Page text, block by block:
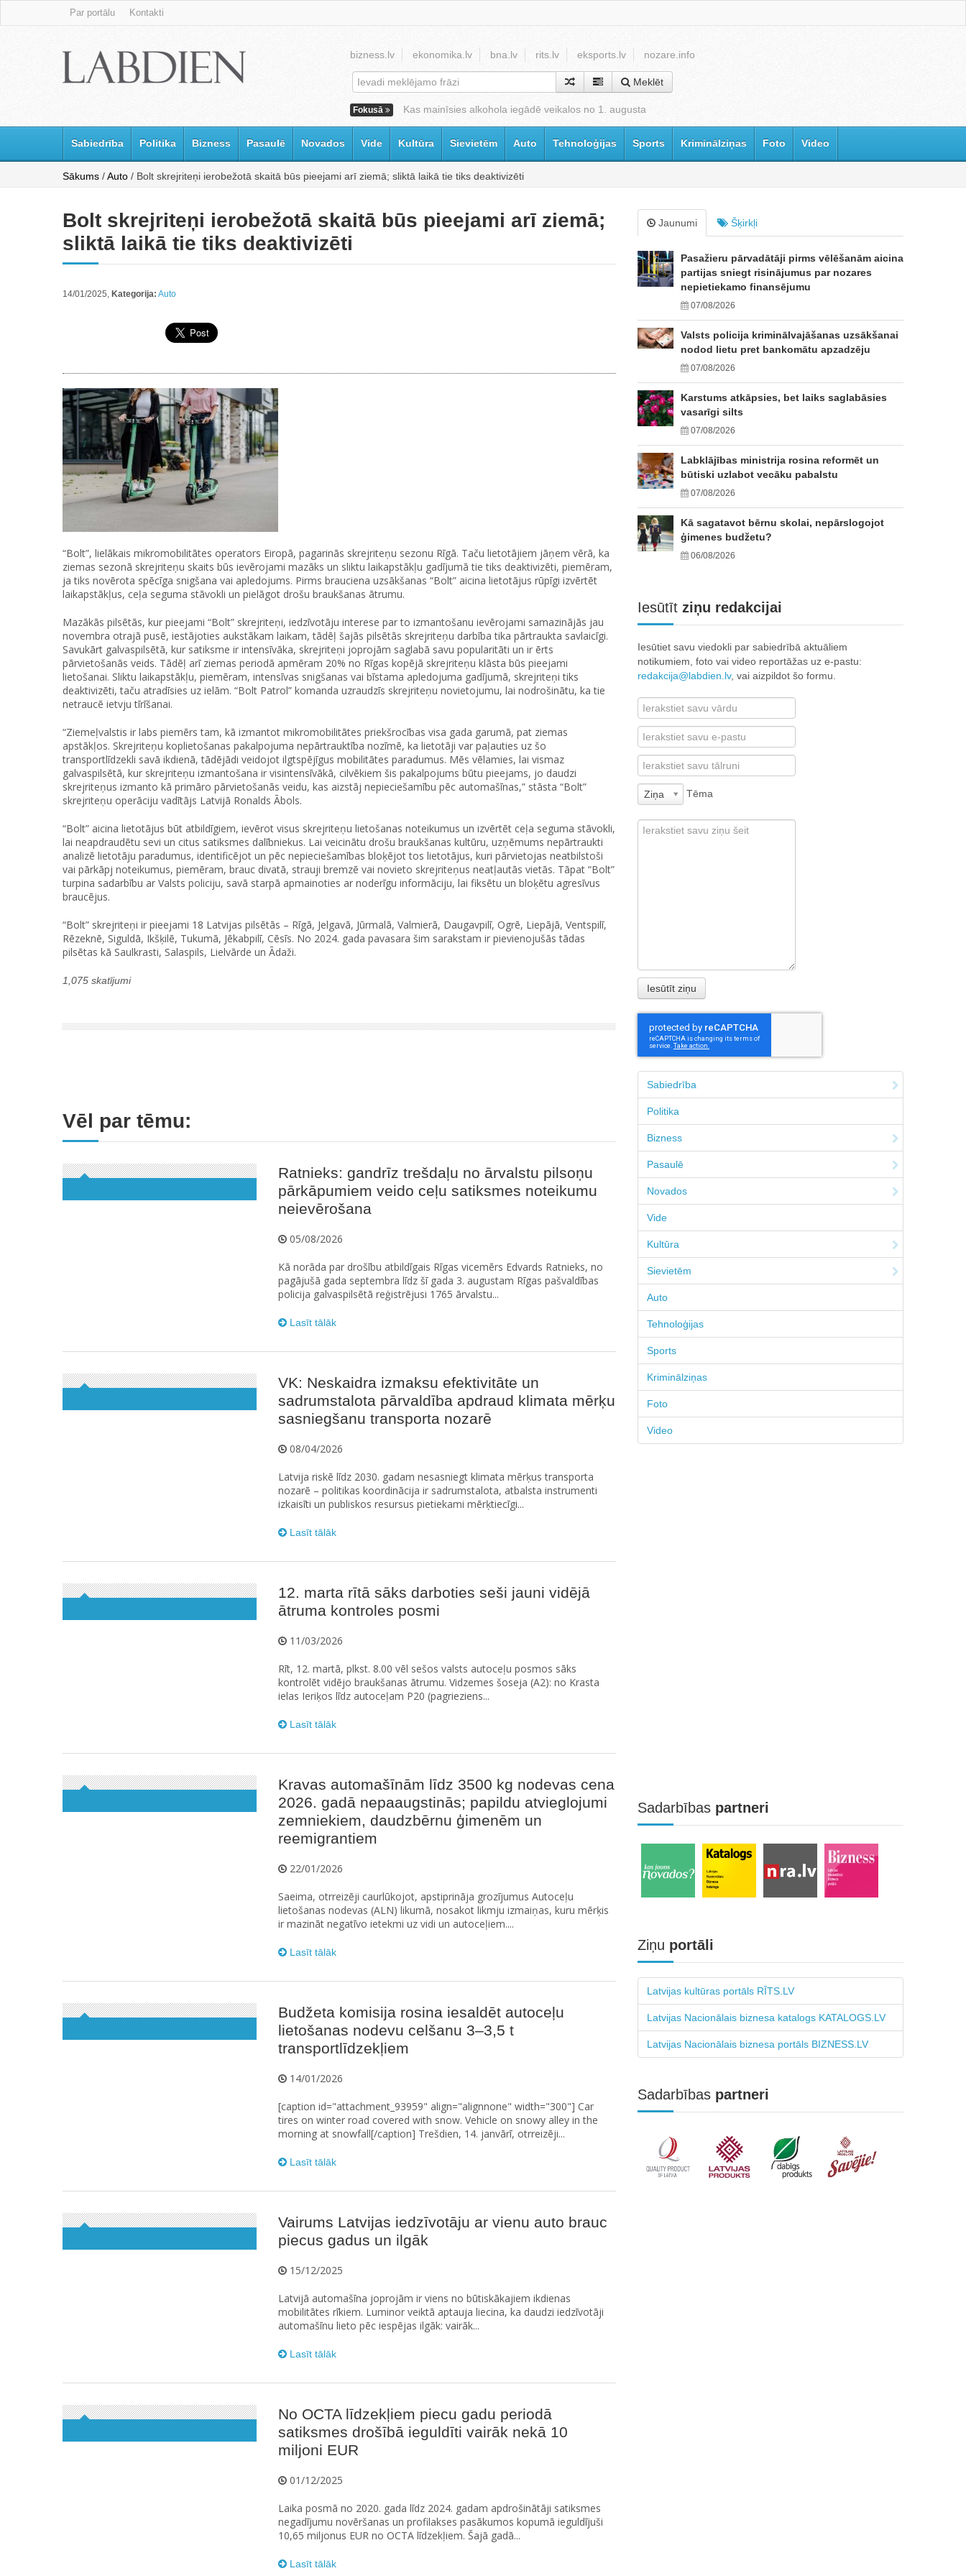
Par portālu Kontakti
bizness.lv ekonomika.lv bna.lv rits.lv eksports.lv nozare.info
Meklēt
Fokusā Kas mainīsies alkohola iegādē veikalos no 1. augusta
Sabiedrība Politika Bizness Pasaulē Novados Vide Kultūra Sievietēm Auto Tehnoloģijas Sports Kriminālziņas Foto Video
Sākums /Auto / Bolt skrejriteņi ierobežotā skaitā būs pieejami arī ziemā; sliktā laikā tie tiks deaktivizēti
Bolt skrejriteņi ierobežotā skaitā būs pieejami arī ziemā;
sliktā laikā tie tiks deaktivizēti
14/01/2025, Kategorija: Auto
“Bolt”, lielākais mikromobilitātes operators Eiropā, pagarinās skrejriteņu sezonu Rīgā. Taču lietotājiem jāņem vērā, ka
ziemas sezonā skrejriteņu skaits būs ievērojami mazāks un sliktu laikapstākļu gadījumā tie tiks deaktivizēti, piemēram,
ja tiks novērota spēcīga snigšana vai apledojums. Pirms brauciena uzsākšanas “Bolt” aicina lietotājus rūpīgi izvērtēt
laikapstākļus, ceļa seguma stāvokli un pielāgot drošu braukšanas ātrumu.
Mazākās pilsētās, kur pieejami “Bolt” skrejriteņi, iedzīvotāju interese par to izmantošanu ievērojami samazinājās jau
novembra otrajā pusē, iestājoties aukstākam laikam, tādēļ šajās pilsētās skrejriteņu darbība tika pārtraukta savlaicīgi.
Savukārt galvaspilsētā, kur satiksme ir intensīvāka, skrejriteņi joprojām saglabā savu popularitāti un ir ērts
pārvietošanās veids. Tādēļ arī ziemas periodā apmēram 20% no Rīgas kopējā skrejriteņu klāsta būs pieejami
lietošanai. Sliktu laikapstākļu, piemēram, intensīvas snigšanas vai bīstama apledojuma gadījumā, skrejriteņi tiks
deaktivizēti, taču atradīsies uz ielām. “Bolt Patrol” komanda uzraudzīs skrejriteņu novietojumu, lai nodrošinātu, ka tie
netraucē ietvju tīrīšanai.
“Ziemeļvalstis ir labs piemērs tam, kā izmantot mikromobilitātes priekšrocības visa gada garumā, pat ziemas
apstākļos. Skrejriteņu koplietošanas pakalpojuma nepārtrauktība nozīmē, ka lietotāji var paļauties uz šo
transportlīdzekli savā ikdienā, tādējādi veidojot ilgtspējīgus mobilitātes paradumus. Mēs vēlamies, lai vismaz
galvaspilsētā, kur skrejriteņu izmantošana ir visintensīvākā, cilvēkiem šis pakalpojums būtu pieejams, jo daudzi
skrejriteņus izmanto kā primāro pārvietošanās veidu, kas aizstāj nepieciešamību pēc automašīnas,” stāsta “Bolt”
skrejriteņu operāciju vadītājs Latvijā Ronalds Ābols.
“Bolt” aicina lietotājus būt atbildīgiem, ievērot visus skrejriteņu lietošanas noteikumus un izvērtēt ceļa seguma stāvokli,
lai neapdraudētu sevi un citus satiksmes dalībniekus. Lai veicinātu drošu braukšanas kultūru, uzņēmums nepārtraukti
analizē lietotāju paradumus, identificējot un pēc nepieciešamības bloķējot tos lietotājus, kuri pārvietojas neatbilstoši
vai pārkāpj noteikumus, piemēram, brauc divatā, strauji bremzē vai novieto skrejriteņus neatļautās vietās. Tāpat “Bolt”
turpina sadarbību ar Valsts policiju, savā starpā apmainoties ar noderīgu informāciju, lai fiksētu un bloķētu agresīvus
braucējus.
“Bolt” skrejriteņi ir pieejami 18 Latvijas pilsētās – Rīgā, Jelgavā, Jūrmalā, Valmierā, Daugavpilī, Ogrē, Liepājā, Ventspilī,
Rēzeknē, Siguldā, Ikšķilē, Tukumā, Jēkabpilī, Cēsīs. No 2024. gada pavasara šim sarakstam ir pievienojušās tādas
pilsētas kā Saulkrasti, Salaspils, Lielvārde un Ādaži.
1,075 skatījumi
Vēl par tēmu:
Ratnieks: gandrīz trešdaļu no ārvalstu pilsoņu
pārkāpumiem veido ceļu satiksmes noteikumu
neievērošana
05/08/2026
Kā norāda par drošību atbildīgais Rīgas vicemērs Edvards Ratnieks, no
pagājušā gada septembra līdz šī gada 3. augustam Rīgas pašvaldības
policija galvaspilsētā reģistrējusi 1765 ārvalstu...
Lasīt tālāk
VK: Neskaidra izmaksu efektivitāte un
sadrumstalota pārvaldība apdraud klimata mērķu
sasniegšanu transporta nozarē
08/04/2026
Latvija riskē līdz 2030. gadam nesasniegt klimata mērķus transporta
nozarē – politikas koordinācija ir sadrumstalota, atbalsta instrumenti
izkaisīti un publiskos resursus pietiekami mērķtiecīgi...
Lasīt tālāk
12. marta rītā sāks darboties seši jauni vidējā
ātruma kontroles posmi
11/03/2026
Rīt, 12. martā, plkst. 8.00 vēl sešos valsts autoceļu posmos sāks
kontrolēt vidējo braukšanas ātrumu. Vidzemes šoseja (A2): no Krasta
ielas Ieriķos līdz autoceļam P20 (pagrieziens...
Lasīt tālāk
Kravas automašīnām līdz 3500 kg nodevas cena
2026. gadā nepaaugstinās; papildu atvieglojumi
zemniekiem, daudzbērnu ģimenēm un
reemigrantiem
22/01/2026
Saeima, otrreizēji caurlūkojot, apstiprināja grozījumus Autoceļu
lietošanas nodevas (ALN) likumā, nosakot likmju izmaiņas, kuru mērķis
ir mazināt negatīvo ietekmi uz vidi un autoceļiem....
Lasīt tālāk
Budžeta komisija rosina iesaldēt autoceļu
lietošanas nodevu celšanu 3–3,5 t
transportlīdzekļiem
14/01/2026
[caption id="attachment_93959" align="alignnone" width="300"] Car
tires on winter road covered with snow. Vehicle on snowy alley in the
morning at snowfall[/caption] Trešdien, 14. janvārī, otrreizēji...
Lasīt tālāk
Vairums Latvijas iedzīvotāju ar vienu auto brauc
piecus gadus un ilgāk
15/12/2025
Latvijā automašīna joprojām ir viens no būtiskākajiem ikdienas
mobilitātes rīkiem. Luminor veiktā aptauja liecina, ka daudzi iedzīvotāji
automašīnu lieto pēc iespējas ilgāk: vairāk...
Lasīt tālāk
No OCTA līdzekļiem piecu gadu periodā
satiksmes drošībā ieguldīti vairāk nekā 10
miljoni EUR
01/12/2025
Laika posmā no 2020. gada līdz 2024. gadam apdrošinātāji satiksmes
negadījumu novēršanas un profilakses pasākumos kopumā ieguldījuši
10,65 miljonus EUR no OCTA līdzekļiem. Šajā gadā...
Lasīt tālāk
Jaunumi Šķirkļi
Pasažieru pārvadātāji pirms vēlēšanām aicina
partijas sniegt risinājumus par nozares
nepietiekamo finansējumu
07/08/2026
Valsts policija kriminālvajāšanas uzsākšanai
nodod lietu pret bankomātu apzadzēju
07/08/2026
Karstums atkāpsies, bet laiks saglabāsies
vasarīgi silts
07/08/2026
Labklājības ministrija rosina reformēt un
būtiski uzlabot vecāku pabalstu
07/08/2026
Kā sagatavot bērnu skolai, nepārslogojot
ģimenes budžetu?
06/08/2026
Iesūtīt ziņu redakcijai
Iesūtiet savu viedokli par sabiedrībā aktuāliem
notikumiem, foto vai video reportāžas uz e-pastu:
redakcija@labdien.lv, vai aizpildot šo formu.
Ziņa Tēma
Sabiedrība
Politika
Bizness
Pasaulē
Novados
Vide
Kultūra
Sievietēm
Auto
Tehnoloģijas
Sports
Kriminālziņas
Foto
Video
Sadarbības partneri
Ziņu portāli
Latvijas kultūras portāls RĪTS.LV
Latvijas Nacionālais biznesa katalogs KATALOGS.LV
Latvijas Nacionālais biznesa portāls BIZNESS.LV
Sadarbības partneri